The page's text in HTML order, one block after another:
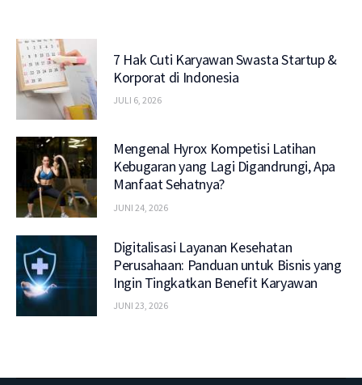
7 Hak Cuti Karyawan Swasta Startup &
Korporat di Indonesia
JULI 6, 2026
Mengenal Hyrox Kompetisi Latihan
Kebugaran yang Lagi Digandrungi, Apa
Manfaat Sehatnya?
JUNI 24, 2026
Digitalisasi Layanan Kesehatan
Perusahaan: Panduan untuk Bisnis yang
Ingin Tingkatkan Benefit Karyawan
JUNI 23, 2026